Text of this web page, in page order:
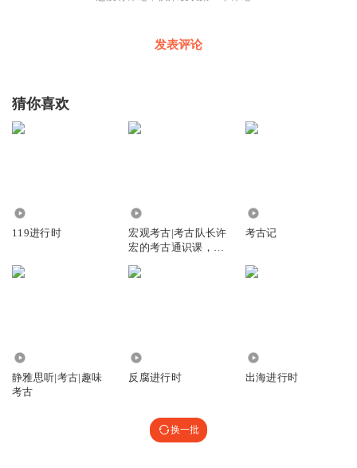
发表评论
猜你喜欢
119进行时
宏观考古|考古队长许
宏的考古通识课，从
世界
考古记
静雅思听|考古|趣味
考古
反腐进行时 出海进行时
换一批